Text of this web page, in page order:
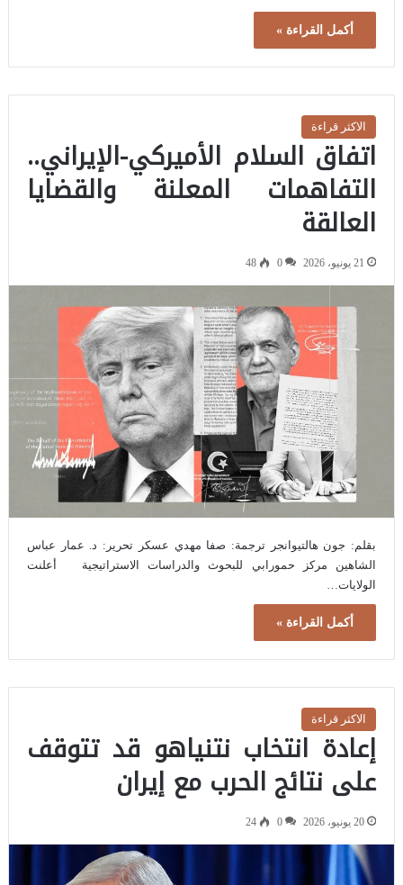
أكمل القراءة »
الاكثر قراءة
اتفاق السلام الأميركي-الإيراني..
التفاهمات المعلنة والقضايا
العالقة
21 يونيو، 2026 0
48
بقلم: جون هالتيوانجر ترجمة: صفا مهدي عسكر تحرير: د. عمار عباس
الشاهين مركز حمورابي للبحوث والدراسات الاستراتيجية أعلنت
الولايات…
أكمل القراءة »
الاكثر قراءة
إعادة انتخاب نتنياهو قد تتوقف
على نتائج الحرب مع إيران
20 يونيو، 2026 0
24